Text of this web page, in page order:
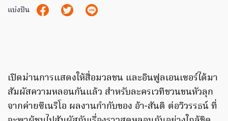
แบ่งปัน
เปิดม่านการแสดงให้สื่อมวลชน และอินฟูลเอนเซอร์ได้มา
สัมผัสความหลอนกันแล้ว สำหรับละครเวทีชวนขนหัวลุก
จากค่ายซีเนริโอ ผลงานกำกับของ อ้า-สันติ ต่อวิวรรธน์ ที่